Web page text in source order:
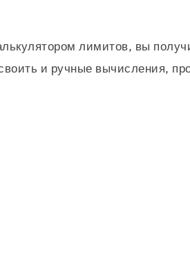
лимитов, вы
и ручные вычисления,